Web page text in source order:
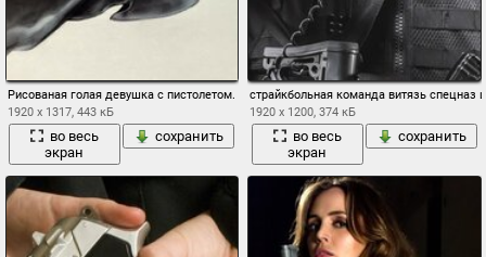
Рисованая голая девушка с пистолетом. Красивая Картина
1920 x 1317, 443 кБ
во весь
экран
сохранить
страйкбольная команда витязь спецназ
1920 x 1200, 374 кБ
во весь
экран
сохранить